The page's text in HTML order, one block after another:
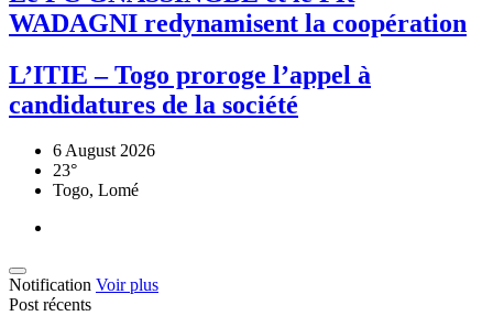
WADAGNI redynamisent la coopération
L’ITIE – Togo proroge l’appel à
candidatures de la société
6 August 2026
23°
Togo, Lomé
Notification Voir plus
Post récents